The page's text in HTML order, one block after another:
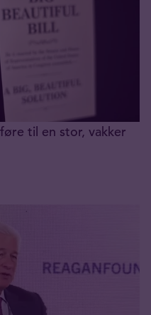
til en stor, vakker